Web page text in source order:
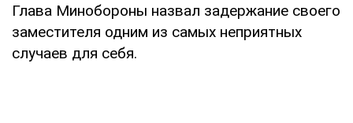
Глава Минобороны назвал задержание своего
заместителя одним из самых неприятных
случаев для себя.